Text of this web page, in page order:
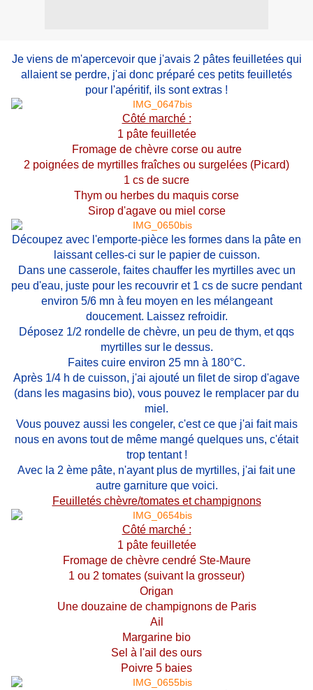
Je viens de m'apercevoir que j'avais 2 pâtes feuilletées qui
allaient se perdre, j'ai donc préparé ces petits feuilletés
pour l'apéritif, ils sont extras !
Côté marché :
1 pâte feuilletée
Fromage de chèvre corse ou autre
2 poignées de myrtilles fraîches ou surgelées (Picard)
1 cs de sucre
Thym ou herbes du maquis corse
Sirop d'agave ou miel corse
Découpez avec l'emporte-pièce les formes dans la pâte en
laissant celles-ci sur le papier de cuisson.
Dans une casserole, faites chauffer les myrtilles avec un
peu d'eau, juste pour les recouvrir et 1 cs de sucre pendant
environ 5/6 mn à feu moyen en les mélangeant
doucement. Laissez refroidir.
Déposez 1/2 rondelle de chèvre, un peu de thym, et qqs
myrtilles sur le dessus.
Faites cuire environ 25 mn à 180°C.
Après 1/4 h de cuisson, j'ai ajouté un filet de sirop d'agave
(dans les magasins bio), vous pouvez le remplacer par du
miel.
Vous pouvez aussi les congeler, c'est ce que j'ai fait mais
nous en avons tout de même mangé quelques uns, c'était
trop tentant !
Avec la 2 ème pâte, n'ayant plus de myrtilles, j'ai fait une
autre garniture que voici.
Feuilletés chèvre/tomates et champignons
Côté marché :
1 pâte feuilletée
Fromage de chèvre cendré Ste-Maure
1 ou 2 tomates (suivant la grosseur)
Origan
Une douzaine de champignons de Paris
Ail
Margarine bio
Sel à l'ail des ours
Poivre 5 baies